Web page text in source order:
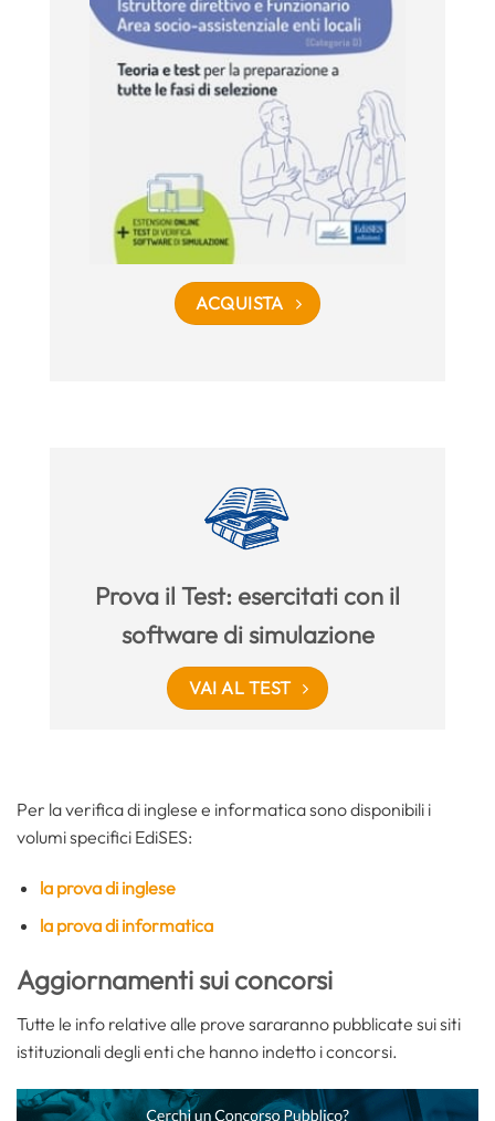
ACQUISTA
Prova il Test: esercitati con il
software di simulazione
VAI AL TEST
Per la verifica di inglese e informatica sono disponibili i
volumi specifici EdiSES:
la prova di inglese
la prova di informatica
Aggiornamenti sui concorsi
Tutte le info relative alle prove sararanno pubblicate sui siti
istituzionali degli enti che hanno indetto i concorsi.